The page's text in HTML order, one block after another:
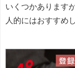
いくつかあります
人的にはおすすめ